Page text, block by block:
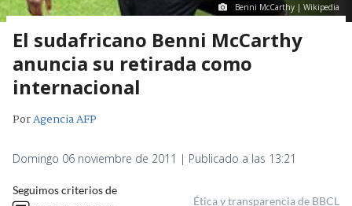
Benni McCarthy | Wikipedia
El sudafricano Benni McCarthy
anuncia su retirada como
internacional
PorAgencia AFP
Domingo 06 noviembre de 2011 | Publicado a las 13:21
Seguimos criterios de
Ética y transparencia de BBCL